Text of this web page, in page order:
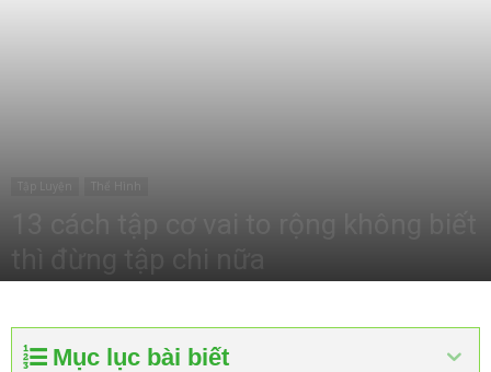
13 cách tập cơ vai to rộng không biết
thì đừng tập chi nữa
Mục lục bài biết